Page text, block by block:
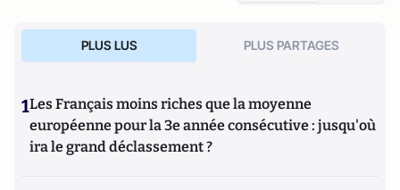
PLUS LUS PLUS PARTAGES
1Les Français moins riches que la moyenne
européenne pour la 3e année consécutive : jusqu'où
ira le grand déclassement ?